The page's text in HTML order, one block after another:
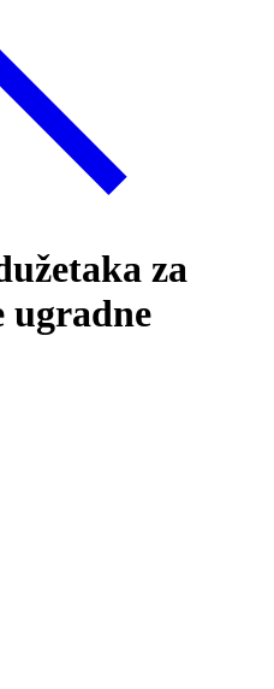
za
ugradne